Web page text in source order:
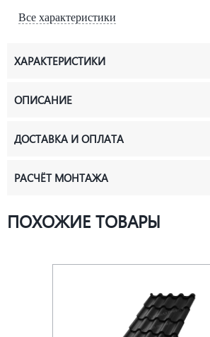
Все характеристики
ХАРАКТЕРИСТИКИ
ОПИСАНИЕ
ДОСТАВКА И ОПЛАТА
РАСЧЁТ МОНТАЖА
ПОХОЖИЕ ТОВАРЫ